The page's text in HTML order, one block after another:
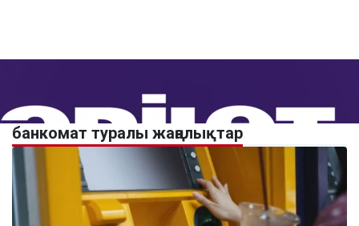
банкомат туралы жаңалықтар